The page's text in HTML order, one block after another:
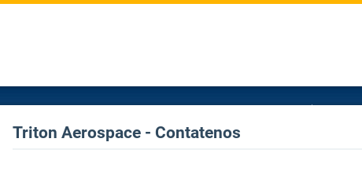
Triton Aerospace - Contatenos